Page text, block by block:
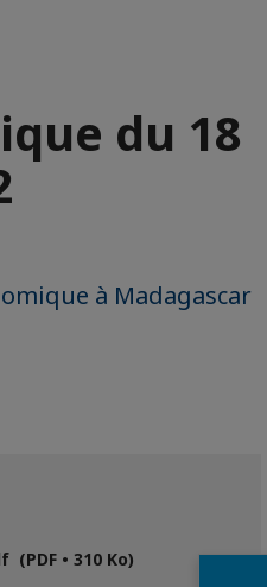
du 18
à Madagascar
(PDF • 310 Ko)